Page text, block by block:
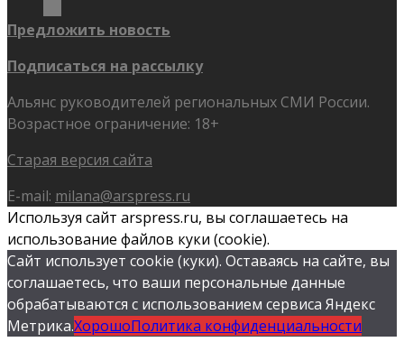
Предложить новость
Подписаться на рассылку
Альянс руководителей региональных СМИ России.
Возрастное ограничение: 18+
Старая версия сайта
E-mail: milana@arspress.ru
Используя сайт arspress.ru, вы соглашаетесь на
использование файлов куки (cookie).
Сайт использует cookie (куки). Оставаясь на сайте, вы
соглашаетесь, что ваши персональные данные
обрабатываются с использованием сервиса Яндекс
Метрика.ХорошоПолитика конфиденциальности